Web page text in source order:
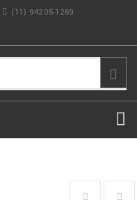
(11) 94205-1269